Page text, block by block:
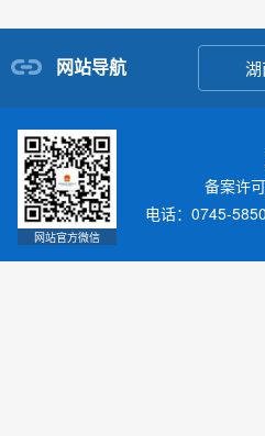
网站导航
网站官方微信
备案许
电话：0745-